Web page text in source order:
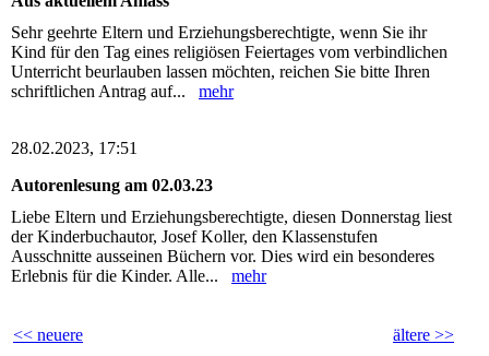
Sehr geehrte Eltern und Erziehungsberechtigte, wenn Sie ihr
Kind für den Tag eines religiösen Feiertages vom verbindlichen
Unterricht beurlauben lassen möchten, reichen Sie bitte Ihren
schriftlichen Antrag auf... mehr
28.02.2023, 17:51
Autorenlesung am 02.03.23
Liebe Eltern und Erziehungsberechtigte, diesen Donnerstag liest
der Kinderbuchautor, Josef Koller, den Klassenstufen
Ausschnitte ausseinen Büchern vor. Dies wird ein besonderes
Erlebnis für die Kinder. Alle... mehr
<< neuere ältere >>